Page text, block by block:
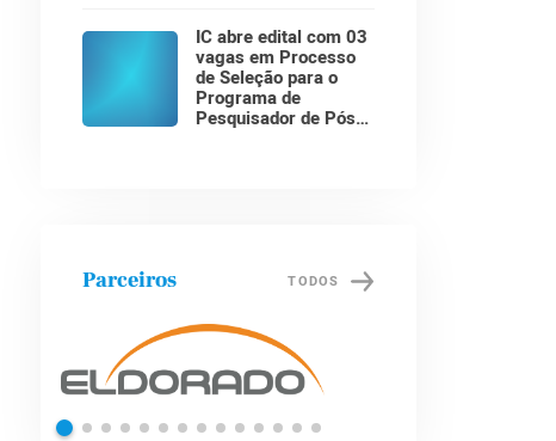
IC abre edital com 03
vagas em Processo
de Seleção para o
Programa de
Pesquisador de Pós-
Parceiros TODOS
Petrobras